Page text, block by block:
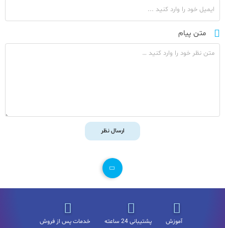
متن پیام
ارسال نظر
آموزش پشتیبانی 24 ساعته خدمات پس از فروش